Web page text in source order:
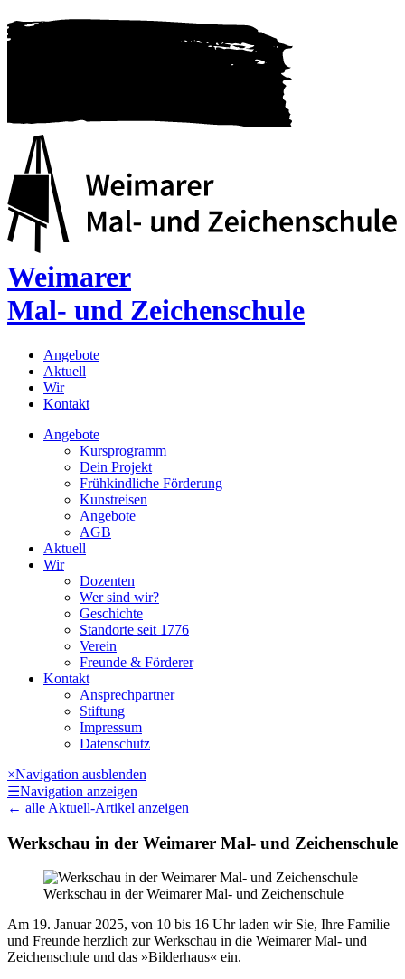
Weimarer
Mal- und Zeichenschule
Angebote
Aktuell
Wir
Kontakt
Angebote
Kursprogramm
Dein Projekt
Frühkindliche Förderung
Kunstreisen
Angebote
AGB
Aktuell
Wir
Dozenten
Wer sind wir?
Geschichte
Standorte seit 1776
Verein
Freunde & Förderer
Kontakt
Ansprechpartner
Stiftung
Impressum
Datenschutz
×Navigation ausblenden
☰Navigation anzeigen
← alle Aktuell-Artikel anzeigen
Werkschau in der Weimarer Mal- und Zeichenschule
Werkschau in der Weimarer Mal- und Zeichenschule
Am 19. Januar 2025, von 10 bis 16 Uhr laden wir Sie, Ihre Familie
und Freunde herzlich zur Werkschau in die Weimarer Mal- und
Zeichenschule und das »Bilderhaus« ein.